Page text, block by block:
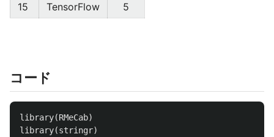
15
TensorFlow 5
コード
library(RMeCab)
library(stringr)